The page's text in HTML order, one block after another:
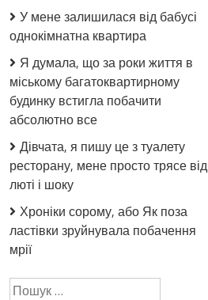
У мене залишилася від бабусі
однокімнатна квартира
Я думала, що за роки життя в
міському багатоквартирному
будинку встигла побачити
абсолютно все
Дівчата, я пишу це з туалету
ресторану, мене просто трясе від
люті і шоку
Хроніки сорому, або Як поза
ластівки зруйнувала побачення
мрії
Пошук: